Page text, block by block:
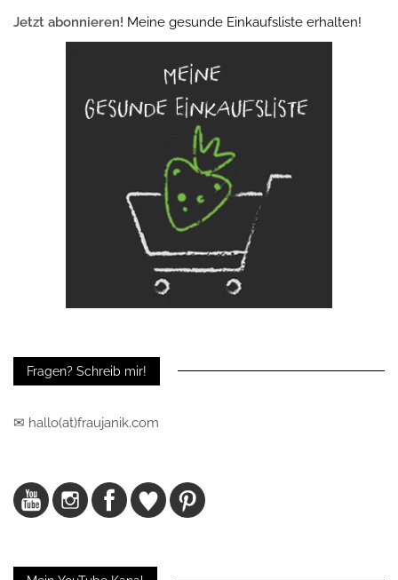
Jetzt abonnieren! Meine gesunde Einkaufsliste erhalten!
Fragen? Schreib mir!
✉ hallo(at)fraujanik.com